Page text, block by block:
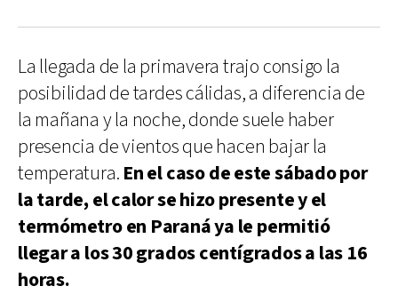
La llegada de la primavera trajo consigo la
posibilidad de tardes cálidas, a diferencia de
la mañana y la noche, donde suele haber
presencia de vientos que hacen bajar la
temperatura. En el caso de este sábado por
la tarde, el calor se hizo presente y el
termómetro en Paraná ya le permitió
llegar a los 30 grados centígrados a las 16
horas.